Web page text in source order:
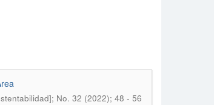
No. 32 (2022); 48 - 56